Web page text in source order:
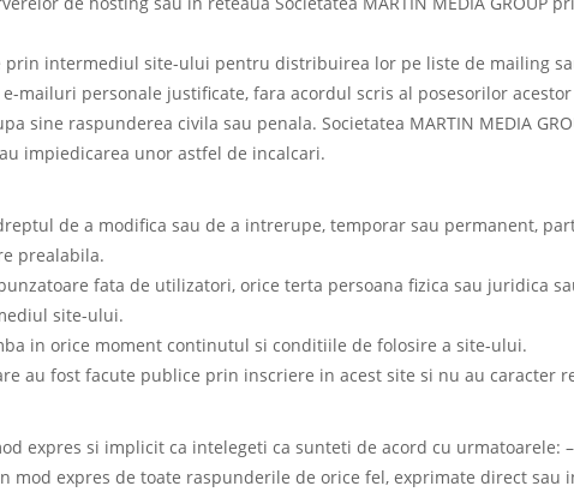
intermediul site-ului pentru distribuirea lor pe liste de mailing
mailuri personale justificate, fara acordul scris al posesorilor acestor
sine raspunderea civila sau penala. Societatea MARTIN MEDIA
impiedicarea unor astfel de incalcari.
dreptul de a modifica sau de a intrerupe, temporar sau permanent,
prealabila.
fata de utilizatori, orice terta persoana fizica sau juridica
site-ului.
in orice moment continutul si conditiile de folosire a site-ului.
au fost facute publice prin inscriere in acest site si nu au caracter
expres si implicit ca intelegeti ca sunteti de acord cu
in mod expres de toate raspunderile de orice fel, exprimate direct